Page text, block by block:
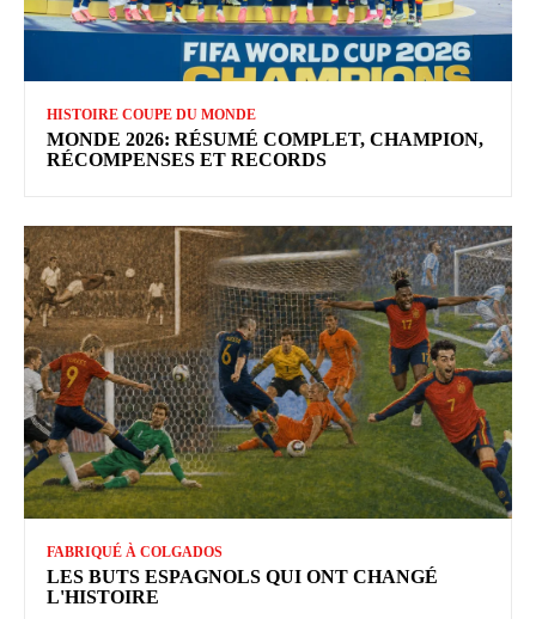
HISTOIRE COUPE DU MONDE
MONDE 2026: RÉSUMÉ COMPLET, CHAMPION,
RÉCOMPENSES ET RECORDS
FABRIQUÉ À COLGADOS
LES BUTS ESPAGNOLS QUI ONT CHANGÉ
L'HISTOIRE